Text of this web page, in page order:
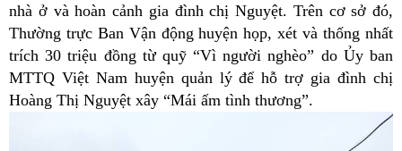
nhà ở và hoàn cảnh gia đình chị Nguyệt. Trên cơ sở đó,
Thường trực Ban Vận động huyện họp, xét và thống nhất
trích 30 triệu đồng từ quỹ “Vì người nghèo” do Ủy ban
MTTQ Việt Nam huyện quản lý để hỗ trợ gia đình chị
Hoàng Thị Nguyệt xây “Mái ấm tình thương”.